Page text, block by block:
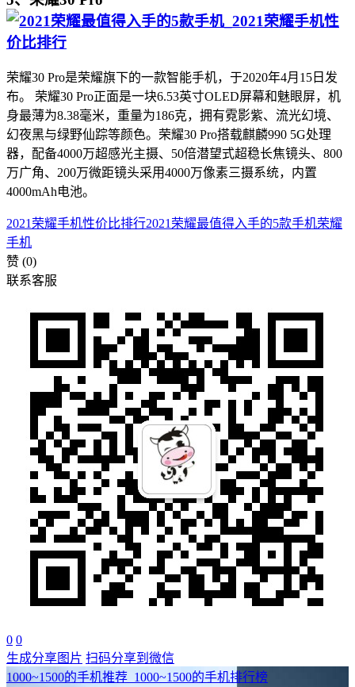
荣耀30 Pro是荣耀旗下的一款智能手机，于2020年4月15日发
布。 荣耀30 Pro正面是一块6.53英寸OLED屏幕和魅眼屏，机
身最薄为8.38毫米，重量为186克，拥有霓影紫、流光幻境、
幻夜黑与绿野仙踪等颜色。荣耀30 Pro搭载麒麟990 5G处理
器，配备4000万超感光主摄、50倍潜望式超稳长焦镜头、800
万广角、200万微距镜头采用4000万像素三摄系统，内置
4000mAh电池。
2021荣耀手机性价比排行2021荣耀最值得入手的5款手机荣耀
手机
赞 (0)
联系客服
0 0
生成分享图片 扫码分享到微信
1000~1500的手机推荐_1000~1500的手机排行榜